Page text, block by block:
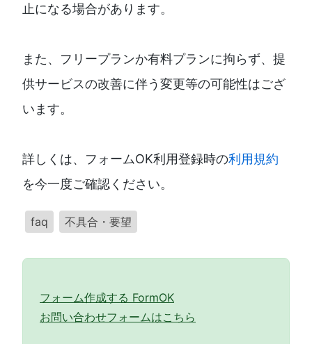
止になる場合があります。
また、フリープランか有料プランに拘らず、提
供サービスの改善に伴う変更等の可能性はござ
います。
詳しくは、フォームOK利用登録時の利用規約
を今一度ご確認ください。
faq 不具合・要望
フォーム作成する FormOK
お問い合わせフォームはこちら